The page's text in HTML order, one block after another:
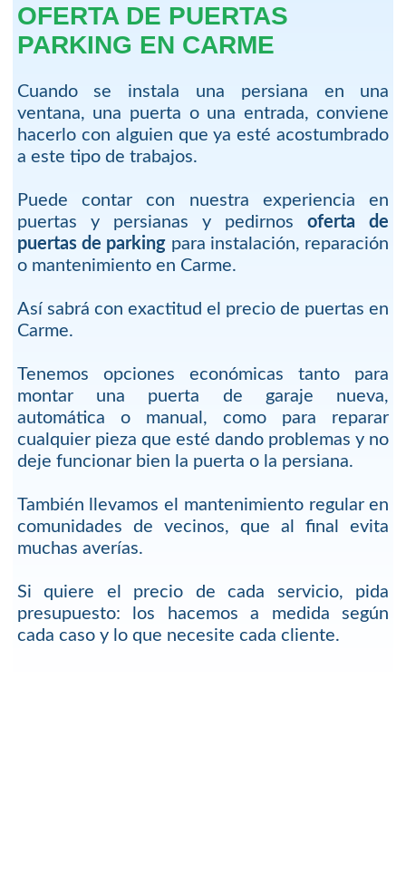
OFERTA DE PUERTAS
PARKING EN CARME
Cuando se instala una persiana en una
ventana, una puerta o una entrada, conviene
hacerlo con alguien que ya esté acostumbrado
a este tipo de trabajos.
Puede contar con nuestra experiencia en
puertas y persianas y pedirnosoferta de
puertas de parking para instalación, reparación
o mantenimiento en Carme.
Así sabrá con exactitud el precio de puertas en
Carme.
Tenemos opciones económicas tanto para
montar una puerta de garaje nueva,
automática o manual, como para reparar
cualquier pieza que esté dando problemas y no
deje funcionar bien la puerta o la persiana.
También llevamos el mantenimiento regular en
comunidades de vecinos, que al final evita
muchas averías.
Si quiere el precio de cada servicio, pida
presupuesto: los hacemos a medida según
cada caso y lo que necesite cada cliente.